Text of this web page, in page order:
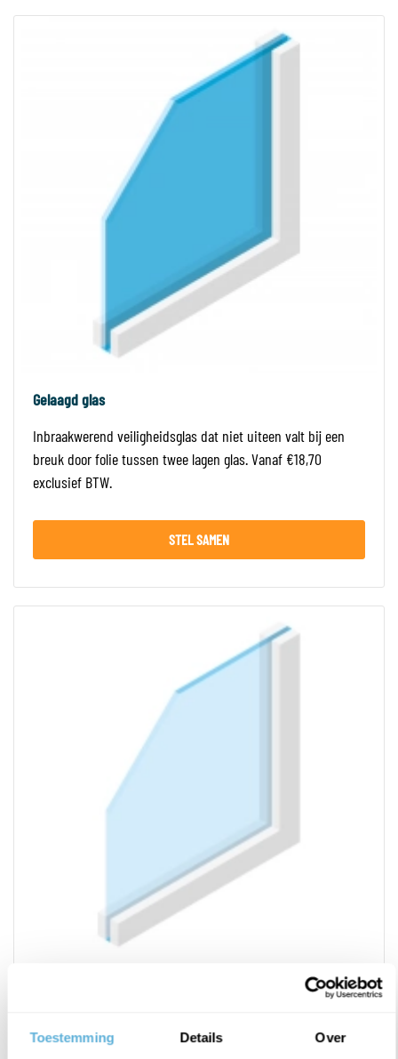
Toestemming Details Over
Gelaagd glas
Inbraakwerend veiligheidsglas dat niet uiteen valt bij een
breuk door folie tussen twee lagen glas. Vanaf €18,70
exclusief BTW.
STEL SAMEN
perfecte keuze. Vanaf €10,31 exclusief BTW.